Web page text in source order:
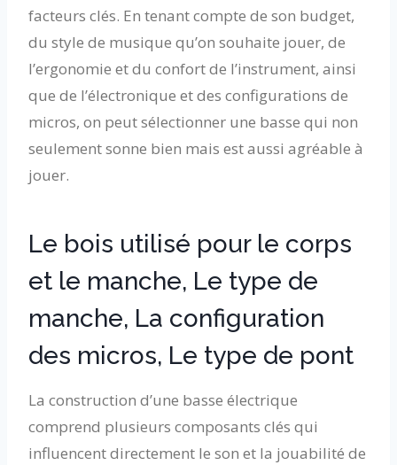
facteurs clés. En tenant compte de son budget,
du style de musique qu’on souhaite jouer, de
l’ergonomie et du confort de l’instrument, ainsi
que de l’électronique et des configurations de
micros, on peut sélectionner une basse qui non
seulement sonne bien mais est aussi agréable à
jouer.
Le bois utilisé pour le corps
et le manche, Le type de
manche, La configuration
des micros, Le type de pont
La construction d’une basse électrique
comprend plusieurs composants clés qui
influencent directement le son et la jouabilité de